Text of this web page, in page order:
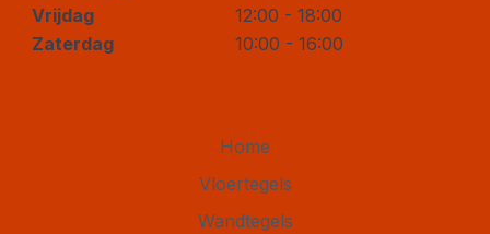
Vrijdag
12:00 - 18:00
Zaterdag
10:00 - 16:00
Home
Vloertegels
Wandtegels